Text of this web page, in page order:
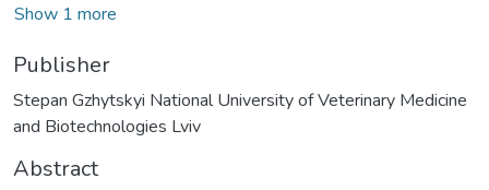
Show 1 more
Publisher
Stepan Gzhytskyi National University of Veterinary Medicine
and Biotechnologies Lviv
Abstract